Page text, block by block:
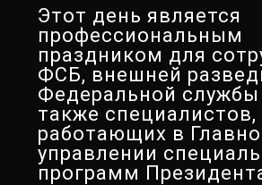
Этот день является
профессиональным
праздником для
ФСБ, внешней
Федеральной службы
также специалистов,
работающих в
управлении
программ